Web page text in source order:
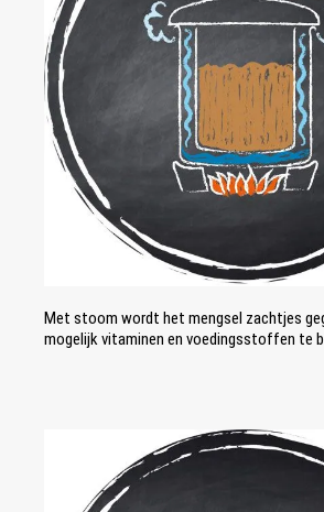
Met stoom wordt het mengsel zachtjes
mogelijk vitaminen en voedingsstoffen te